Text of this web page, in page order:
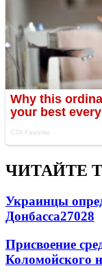
ЧИТАЙТЕ
Украинцы
Донбасса27028
Присвоение
Коломойского